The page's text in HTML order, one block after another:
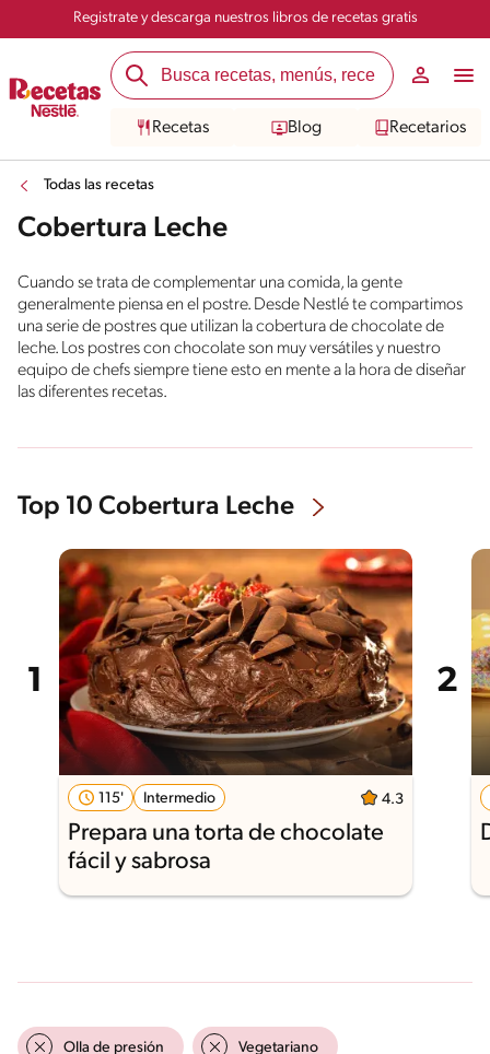
Registrate y descarga nuestros libros de recetas gratis
Recetas Blog Recetarios
Todas las recetas
Cobertura Leche
Cuando se trata de complementar una comida, la gente
generalmente piensa en el postre. Desde Nestlé te compartimos
una serie de postres que utilizan la cobertura de chocolate de
leche. Los postres con chocolate son muy versátiles y nuestro
equipo de chefs siempre tiene esto en mente a la hora de diseñar
las diferentes recetas.
Top 10 Cobertura Leche
115' Intermedio 4.3
Prepara una torta de chocolate
fácil y sabrosa
Olla de presión Vegetariano